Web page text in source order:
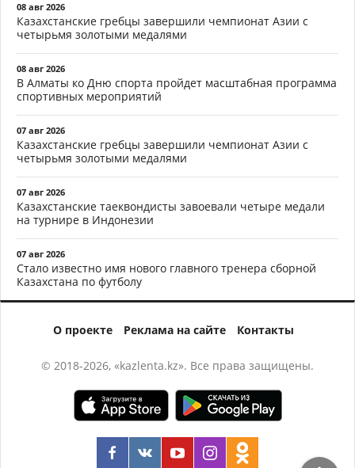
08 авг 2026
Казахстанские гребцы завершили чемпионат Азии с
четырьмя золотыми медалями
08 авг 2026
В Алматы ко Дню спорта пройдет масштабная программа
спортивных мероприятий
07 авг 2026
Казахстанские гребцы завершили чемпионат Азии с
четырьмя золотыми медалями
07 авг 2026
Казахстанские таеквондисты завоевали четыре медали
на турнире в Индонезии
07 авг 2026
Стало известно имя нового главного тренера сборной
Казахстана по футболу
О проекте Реклама на сайте Контакты
© 2018-2026, «kazlenta.kz». Все права защищены.